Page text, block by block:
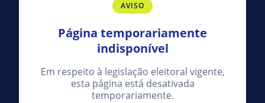
AVISO
Página temporariamente
indisponível
Em respeito à legislação eleitoral vigente,
esta página está desativada
temporariamente.